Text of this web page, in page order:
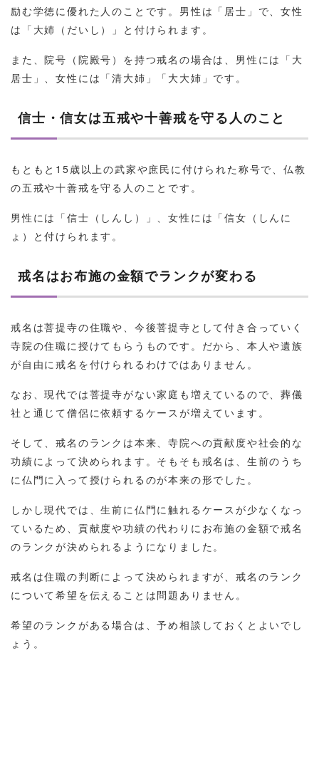
励む学徳に優れた人のことです。男性は「居士」で、女性
は「大姉（だいし）」と付けられます。
また、院号（院殿号）を持つ戒名の場合は、男性には「大
居士」、女性には「清大姉」「大大姉」です。
信士・信女は五戒や十善戒を守る人のこと
もともと15歳以上の武家や庶民に付けられた称号で、仏教
の五戒や十善戒を守る人のことです。
男性には「信士（しんし）」、女性には「信女（しんに
ょ）と付けられます。
戒名はお布施の金額でランクが変わる
戒名は菩提寺の住職や、今後菩提寺として付き合っていく
寺院の住職に授けてもらうものです。だから、本人や遺族
が自由に戒名を付けられるわけではありません。
なお、現代では菩提寺がない家庭も増えているので、葬儀
社と通じて僧侶に依頼するケースが増えています。
そして、戒名のランクは本来、寺院への貢献度や社会的な
功績によって決められます。そもそも戒名は、生前のうち
に仏門に入って授けられるのが本来の形でした。
しかし現代では、生前に仏門に触れるケースが少なくなっ
ているため、貢献度や功績の代わりにお布施の金額で戒名
のランクが決められるようになりました。
戒名は住職の判断によって決められますが、戒名のランク
について希望を伝えることは問題ありません。
希望のランクがある場合は、予め相談しておくとよいでし
ょう。